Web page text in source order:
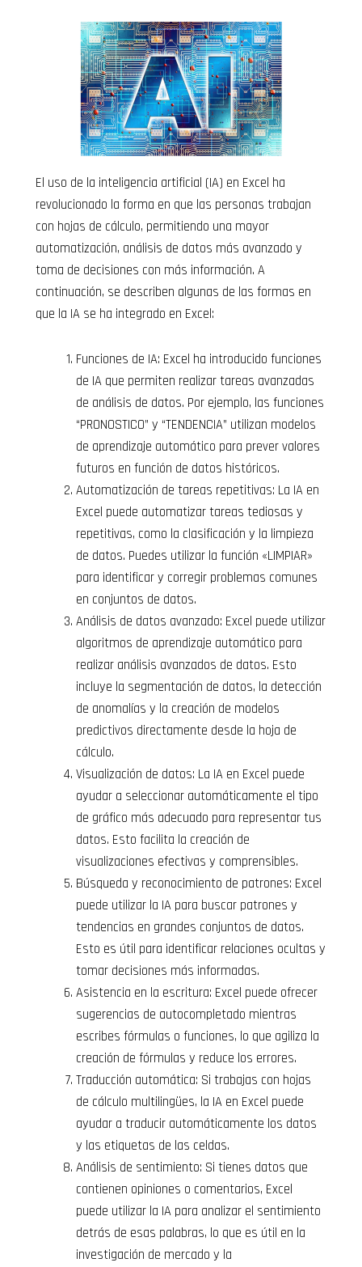
El uso de la inteligencia artificial (IA) en Excel ha
revolucionado la forma en que las personas trabajan
con hojas de cálculo, permitiendo una mayor
automatización, análisis de datos más avanzado y
toma de decisiones con más información. A
continuación, se describen algunas de las formas en
que la IA se ha integrado en Excel:
Funciones de IA: Excel ha introducido funciones
de IA que permiten realizar tareas avanzadas
de análisis de datos. Por ejemplo, las funciones
“PRONOSTICO” y “TENDENCIA” utilizan modelos
de aprendizaje automático para prever valores
futuros en función de datos históricos.
Automatización de tareas repetitivas: La IA en
Excel puede automatizar tareas tediosas y
repetitivas, como la clasificación y la limpieza
de datos. Puedes utilizar la función «LIMPIAR»
para identificar y corregir problemas comunes
en conjuntos de datos.
Análisis de datos avanzado: Excel puede utilizar
algoritmos de aprendizaje automático para
realizar análisis avanzados de datos. Esto
incluye la segmentación de datos, la detección
de anomalías y la creación de modelos
predictivos directamente desde la hoja de
cálculo.
Visualización de datos: La IA en Excel puede
ayudar a seleccionar automáticamente el tipo
de gráfico más adecuado para representar tus
datos. Esto facilita la creación de
visualizaciones efectivas y comprensibles.
Búsqueda y reconocimiento de patrones: Excel
puede utilizar la IA para buscar patrones y
tendencias en grandes conjuntos de datos.
Esto es útil para identificar relaciones ocultas y
tomar decisiones más informadas.
Asistencia en la escritura: Excel puede ofrecer
sugerencias de autocompletado mientras
escribes fórmulas o funciones, lo que agiliza la
creación de fórmulas y reduce los errores.
Traducción automática: Si trabajas con hojas
de cálculo multilingües, la IA en Excel puede
ayudar a traducir automáticamente los datos
y las etiquetas de las celdas.
Análisis de sentimiento: Si tienes datos que
contienen opiniones o comentarios, Excel
puede utilizar la IA para analizar el sentimiento
detrás de esas palabras, lo que es útil en la
investigación de mercado y la